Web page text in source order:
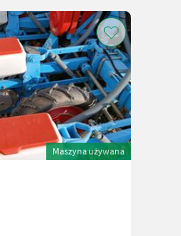
Maszyna używana